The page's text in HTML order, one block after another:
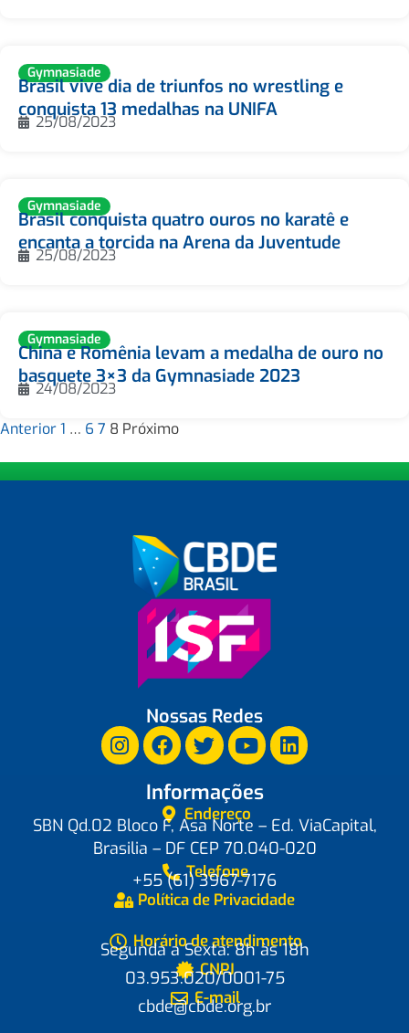
Gymnasiade
Brasil vive dia de triunfos no wrestling e
conquista 13 medalhas na UNIFA
25/08/2023
Gymnasiade
Brasil conquista quatro ouros no karatê e
encanta a torcida na Arena da Juventude
25/08/2023
Gymnasiade
China e Romênia levam a medalha de ouro no
basquete 3×3 da Gymnasiade 2023
24/08/2023
Anterior1 … 6 7 8 Próximo
Nossas Redes
Informações
Endereço
SBN Qd.02 Bloco F, Asa Norte – Ed. ViaCapital,
Brasilia – DF CEP 70.040-020
Telefone
+55 (61) 3967-7176
Política de Privacidade
Horário de atendimento
Segunda a Sexta: 8h às 18h
CNPJ
03.953.020/0001-75
E-mail
cbde@cbde.org.br